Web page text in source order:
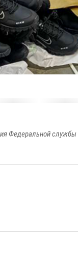
Федеральной службы